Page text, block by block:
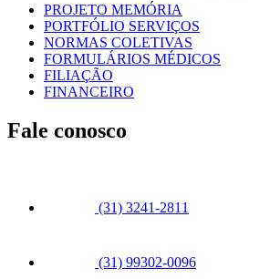
PROJETO MEMÓRIA
PORTFÓLIO SERVIÇOS
NORMAS COLETIVAS
FORMULÁRIOS MÉDICOS
FILIAÇÃO
FINANCEIRO
Fale conosco
(31) 3241-2811
(31) 99302-0096